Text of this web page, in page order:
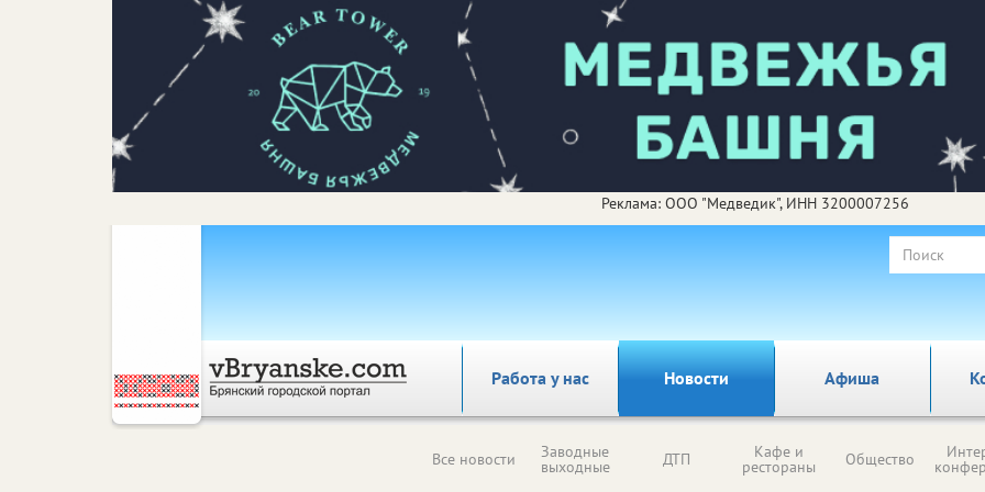
Реклама: ООО "Медведик", ИНН 3200007256
Работа у нас Новости Афиша
Все новости Заводные
выходные ДТП Кафе и
рестораны Общество